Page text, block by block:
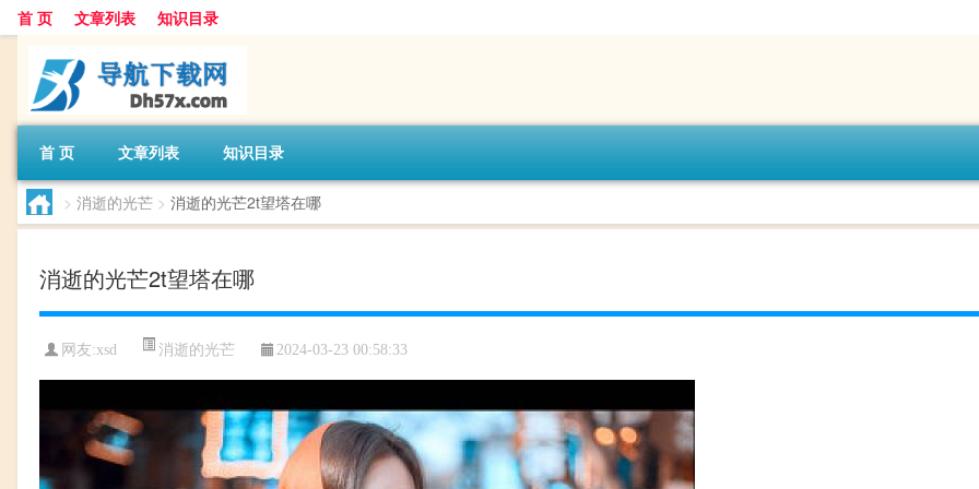
首 页 文章列表 知识目录
首 页 文章列表 知识目录
> 消逝的光芒 > 消逝的光芒2t望塔在哪
消逝的光芒2t望塔在哪
网友:xsd 消逝的光芒 2024-03-23 00:58:33